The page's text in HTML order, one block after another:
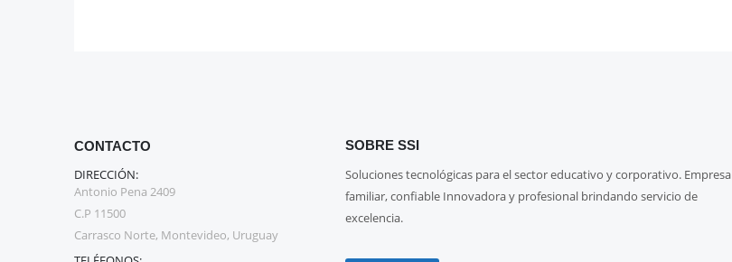
CONTACTO
DIRECCIÓN:
Antonio Pena 2409
C.P 11500
Carrasco Norte, Montevideo, Uruguay
SOBRE SSI
Soluciones tecnológicas para el sector educativo y corporativo. Empresa
familiar, confiable Innovadora y profesional brindando servicio de
excelencia.